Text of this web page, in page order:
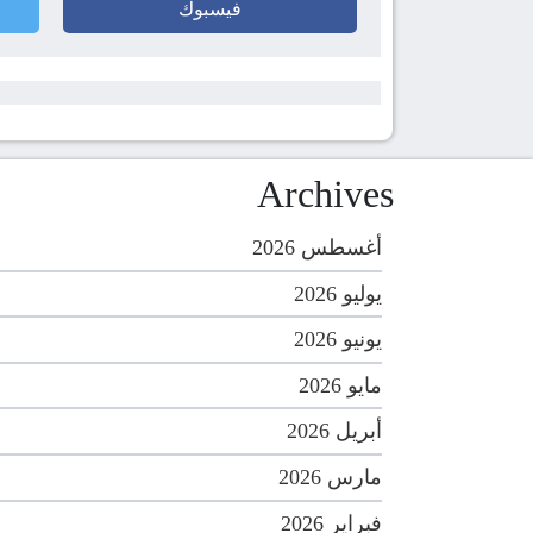
فيسبوك
Archives
أغسطس 2026
يوليو 2026
يونيو 2026
مايو 2026
أبريل 2026
مارس 2026
فبراير 2026